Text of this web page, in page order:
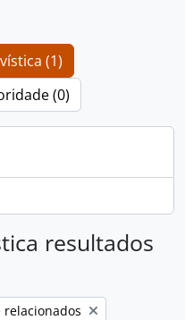
(1)
(0)
resultados